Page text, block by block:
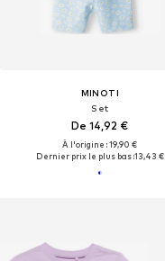
MINOTI
Set
De 14,92 €
À l'origine : 19,90 €
Dernier prix le plus bas :13,43 €